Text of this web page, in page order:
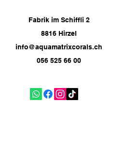
Fabrik im Schiffli 2
8816 Hirzel
info@aquamatrixcorals.ch
056 525 66 00